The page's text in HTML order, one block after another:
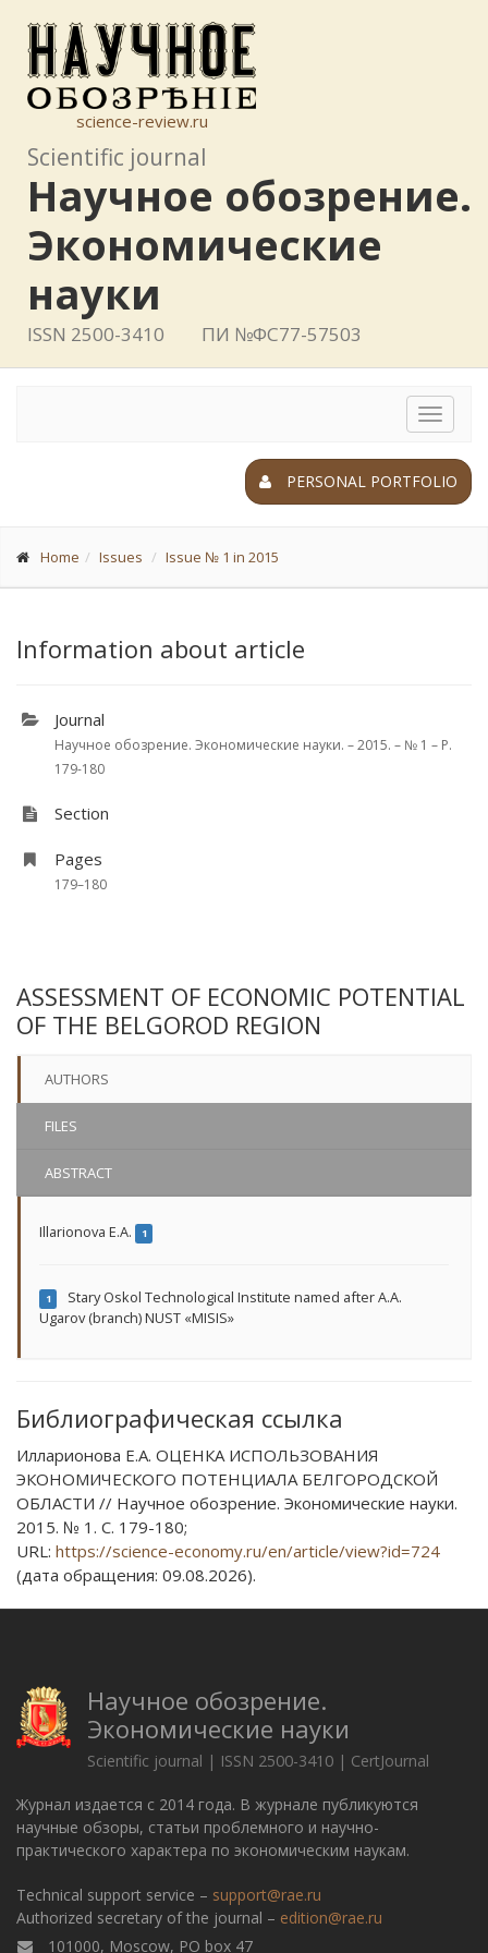
science-review.ru
Scientific journal
Научное обозрение.
Экономические
науки
ISSN 2500-3410 ПИ №ФС77-57503
Toggle
PERSONAL PORTFOLIO
Home Issues Issue № 1 in 2015
Information about article
Journal
Научное обозрение. Экономические науки. – 2015. – № 1 – P.
179-180
Section
Pages
179–180
ASSESSMENT OF ECONOMIC POTENTIAL
OF THE BELGOROD REGION
AUTHORS
FILES
ABSTRACT
Illarionova E.A. 1
1
Stary Oskol Technological Institute named after A.A.
Ugarov (branch) NUST «MISIS»
Библиографическая ссылка
Илларионова Е.А. ОЦЕНКА ИСПОЛЬЗОВАНИЯ
ЭКОНОМИЧЕСКОГО ПОТЕНЦИАЛА БЕЛГОРОДСКОЙ
ОБЛАСТИ // Научное обозрение. Экономические науки.
2015. № 1. С. 179-180;
URL: https://science-economy.ru/en/article/view?id=724
(дата обращения: 09.08.2026).
Научное обозрение.
Экономические науки
Scientific journal | ISSN 2500-3410 | CertJournal
Журнал издается с 2014 года. В журнале публикуются
научные обзоры, статьи проблемного и научно-
практического характера по экономическим наукам.
Technical support service – support@rae.ru
Authorized secretary of the journal – edition@rae.ru
101000, Moscow, PO box 47